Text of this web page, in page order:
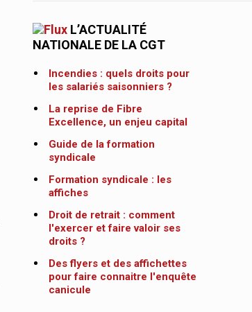
L’ACTUALITÉ
NATIONALE DE LA CGT
Incendies : quels droits pour
les salariés saisonniers ?
La reprise de Fibre
Excellence, un enjeu capital
Guide de la formation
syndicale
Formation syndicale : les
affiches
Droit de retrait : comment
l'exercer et faire valoir ses
droits ?
Des flyers et des affichettes
pour faire connaitre l'enquête
canicule